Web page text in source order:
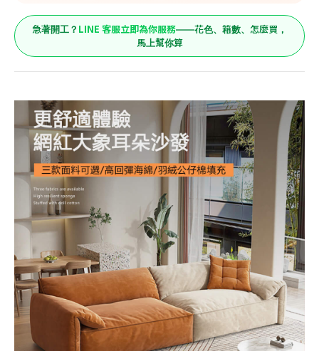
急著開工？ LINE 客服立即為你服務——花色、箱數、怎麼買，
馬上幫你算